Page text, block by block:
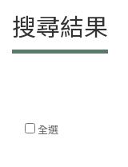
搜尋結果
全選